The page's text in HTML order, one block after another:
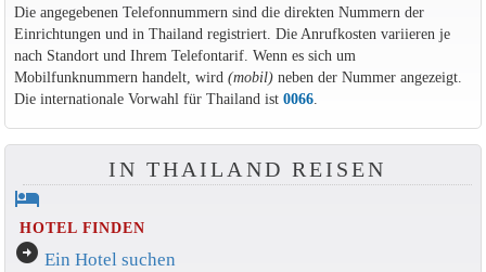
Die angegebenen Telefonnummern sind die direkten Nummern der
Einrichtungen und in Thailand registriert. Die Anrufkosten variieren je
nach Standort und Ihrem Telefontarif. Wenn es sich um
Mobilfunknummern handelt, wird (mobil)neben der Nummer angezeigt.
Die internationale Vorwahl für Thailand ist 0066.
IN THAILAND REISEN
hotel
HOTEL FINDEN
arrow_circle_right Ein Hotel suchen